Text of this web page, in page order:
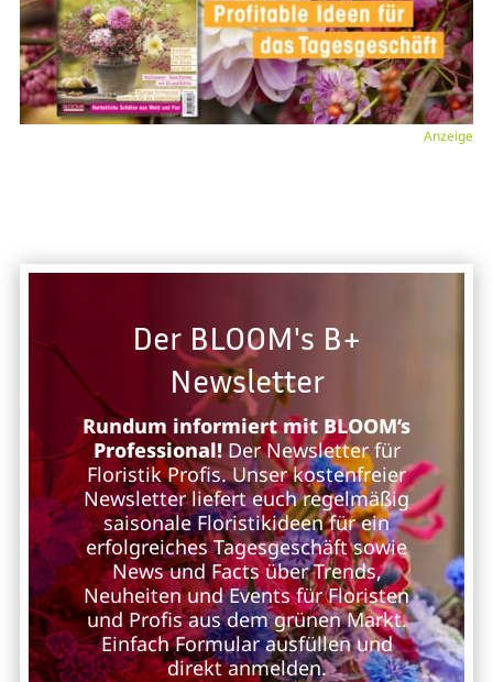
Anzeige
Der BLOOM's B+
Newsletter
Rundum informiert mit BLOOM’s
Professional!Der Newsletter für
Floristik Profis. Unser kostenfreier
Newsletter liefert euch regelmäßig
saisonale Floristikideen für ein
erfolgreiches Tagesgeschäft sowie
News und Facts über Trends,
Neuheiten und Events für Floristen
und Profis aus dem grünen Markt.
Einfach Formular ausfüllen und
direkt anmelden.